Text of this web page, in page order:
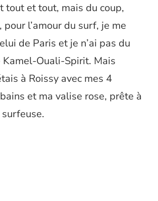
tout et tout, mais du coup,
pour l’amour du surf, je me
de Paris et je n’ai pas du
Ouali-Spirit. Mais
à Roissy avec mes 4
et ma valise rose, prête à